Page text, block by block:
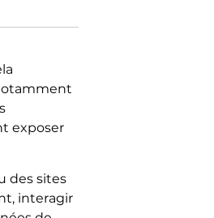
exposer
des sites
interagir